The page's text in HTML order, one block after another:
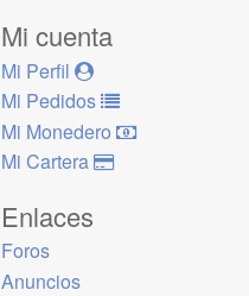
Mi cuenta
Mi Perfil
Mi Pedidos
Mi Monedero
Mi Cartera
Enlaces
Foros
Anuncios